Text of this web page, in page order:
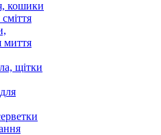
кошики
миття
щітки